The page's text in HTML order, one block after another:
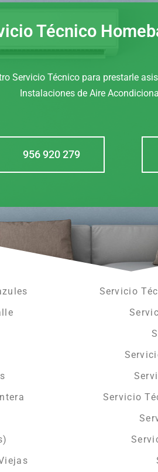
Técnico
Servicio Técnico para prestarle
Instalaciones de Aire
956 920 279
Servicio
Servicio